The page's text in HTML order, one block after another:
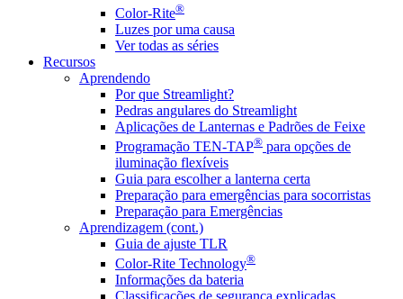
Color-Rite®
Luzes por uma causa
Ver todas as séries
Recursos
Aprendendo
Por que Streamlight?
Pedras angulares do Streamlight
Aplicações de Lanternas e Padrões de Feixe
Programação TEN-TAP® para opções de
iluminação flexíveis
Guia para escolher a lanterna certa
Preparação para emergências para socorristas
Preparação para Emergências
Aprendizagem (cont.)
Guia de ajuste TLR
Color-Rite Technology®
Informações da bateria